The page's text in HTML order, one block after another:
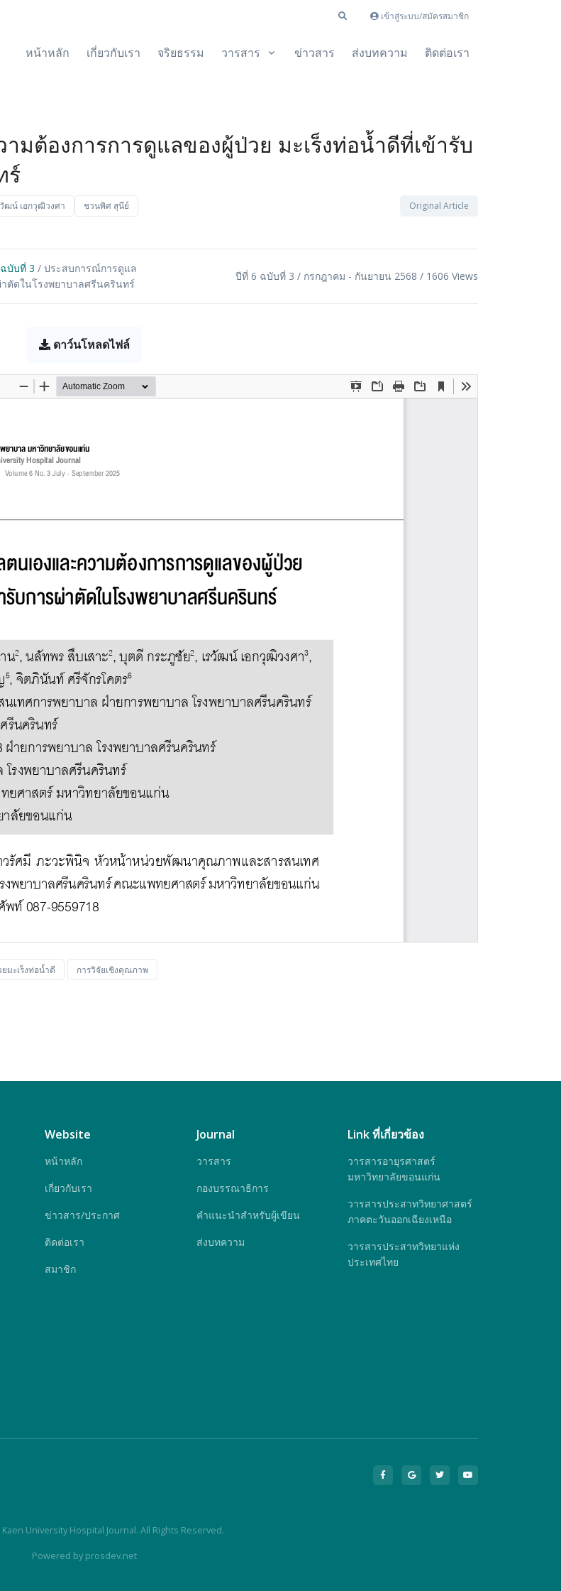
เข้าสู่ระบบ/สมัครสมาชิก
หน้าหลัก เกี่ยวกับเรา จริยธรรม วารสาร ข่าวสาร ส่งบทความ ติดต่อเรา
มต้องการการดูแลของผู้ป่วย มะเร็งท่อน้ำดีที่เข้ารับ
ร์
วัฒน์ เอกวุฒิวงศา
ชวนพิศ สุนีย์
Original Article
บับที่ 3 / ประสบการณ์การดูแล
ตัดในโรงพยาบาลศรีนครินทร์
ปีที่ 6 ฉบับที่ 3 / กรกฎาคม - กันยายน 2568 / 1606 Views
ดาว์นโหลดไฟล์
มะเร็งท่อน้ำดี การวิจัยเชิงคุณภาพ
Website
หน้าหลัก
เกี่ยวกับเรา
ข่าวสาร/ประกาศ
ติดต่อเรา
สมาชิก
Journal
วารสาร
กองบรรณาธิการ
คำแนะนำสำหรับผู้เขียน
ส่งบทความ
Link ที่เกี่ยวข้อง
วารสารอายุรศาสตร์
มหาวิทยาลัยขอนแก่น
วารสารประสาทวิทยาศาสตร์
ภาคตะวันออกเฉียงเหนือ
วารสารประสาทวิทยาแห่ง
ประเทศไทย
University Hospital Journal. All Rights Reserved.
Powered by prosdev.net